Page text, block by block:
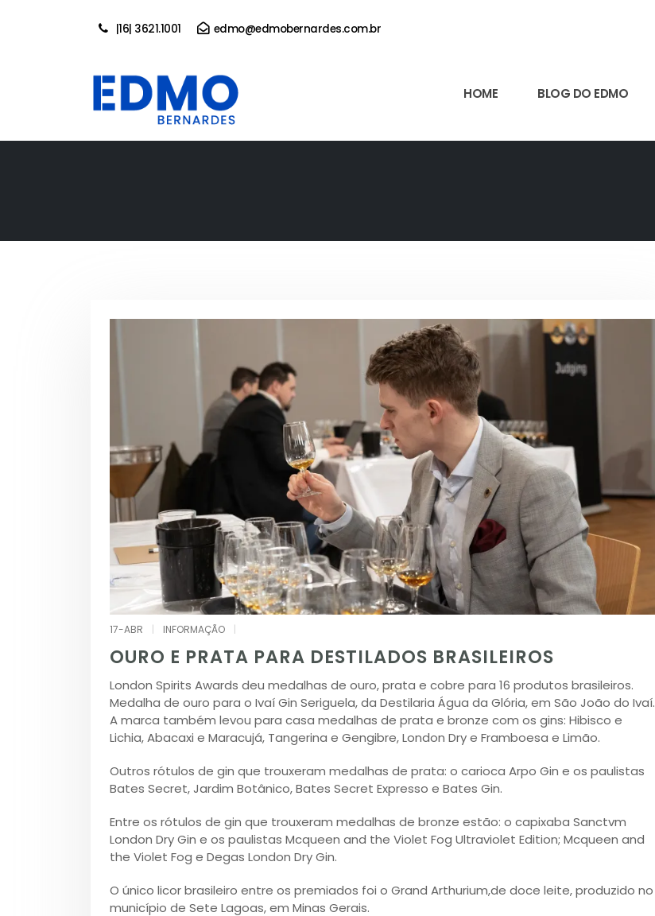
|16| 3621.1001 edmo@edmobernardes.com.br
HOME BLOG DO EDMO
17-ABR INFORMAÇÃO
OURO E PRATA PARA DESTILADOS BRASILEIROS
London Spirits Awards deu medalhas de ouro, prata e cobre para 16 produtos brasileiros.
Medalha de ouro para o Ivaí Gin Seriguela, da Destilaria Água da Glória, em São João do Ivaí.
A marca também levou para casa medalhas de prata e bronze com os gins: Hibisco e
Lichia, Abacaxi e Maracujá, Tangerina e Gengibre, London Dry e Framboesa e Limão.
Outros rótulos de gin que trouxeram medalhas de prata: o carioca Arpo Gin e os paulistas
Bates Secret, Jardim Botânico, Bates Secret Expresso e Bates Gin.
Entre os rótulos de gin que trouxeram medalhas de bronze estão: o capixaba Sanctvm
London Dry Gin e os paulistas Mcqueen and the Violet Fog Ultraviolet Edition; Mcqueen and
the Violet Fog e Degas London Dry Gin.
O único licor brasileiro entre os premiados foi o Grand Arthurium,de doce leite, produzido no
município de Sete Lagoas, em Minas Gerais.